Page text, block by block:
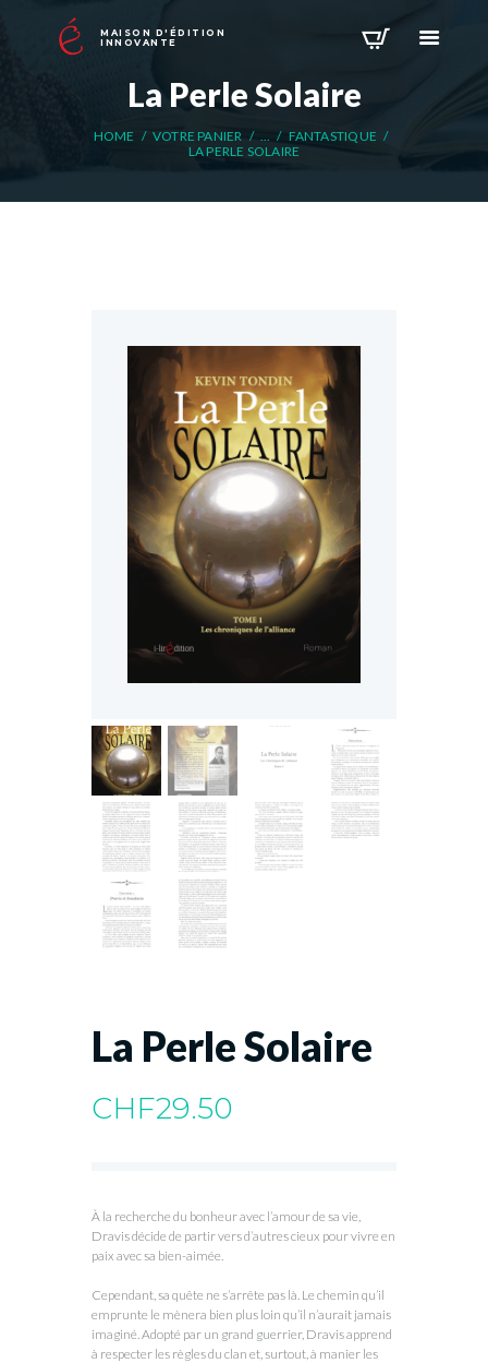
MAISON D'ÉDITION
INNOVANTE
La Perle Solaire
HOME VOTRE PANIER
FANTASTIQUE
LA PERLE SOLAIRE
La Perle Solaire
CHF29.50
À la recherche du bonheur avec l’amour de sa vie,
Dravis décide de partir vers d’autres cieux pour vivre en
paix avec sa bien-aimée.
Cependant, sa quête ne s’arrête pas là. Le chemin qu’il
emprunte le mènera bien plus loin qu’il n’aurait jamais
imaginé. Adopté par un grand guerrier, Dravis apprend
à respecter les règles du clan et, surtout, à manier les